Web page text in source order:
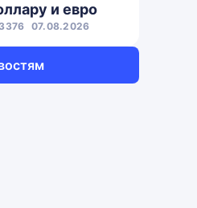
и евро
3376 07.08.2026